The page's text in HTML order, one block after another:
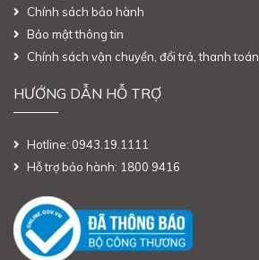
Chính sách bảo hành
Bảo mật thông tin
Chính sách vận chuyển, đổi trả, thanh toán
HƯỚNG DẪN HỖ TRỢ
Hotline: 0943.19.1111
Hỗ trợ bảo hành: 1800 9416